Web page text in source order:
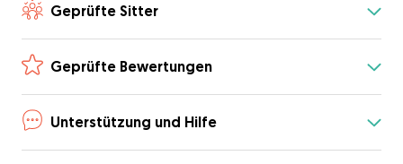
Geprüfte Sitter
Geprüfte Bewertungen
Unterstützung und Hilfe